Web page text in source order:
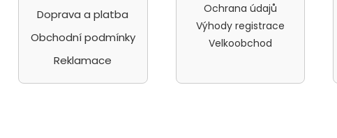
Doprava a platba
Obchodní podmínky
Reklamace
Ochrana údajů
Výhody registrace
Velkoobchod